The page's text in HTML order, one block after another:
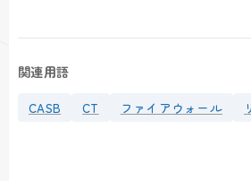
関連用語
CASB CT ファイアウォール